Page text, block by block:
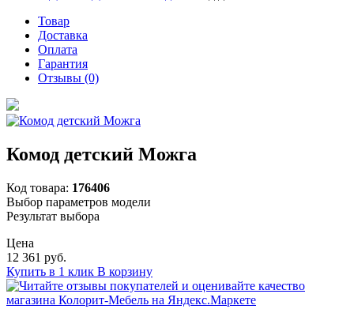
Товар
Доставка
Оплата
Гарантия
Отзывы (0)
Комод детский Можга
Код товара: 176406
Выбор параметров модели
Результат выбора
Цена
12 361 руб.
Купить в 1 клик В корзину